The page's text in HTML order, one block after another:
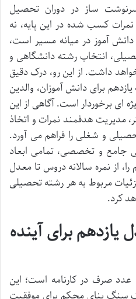
ساز در دوران تحصیل
کسب شده در این پایه، نه
دانش آموز در میانه مسیر است،
انتخاب رشته دانشگاهی و
داشت. از این رو، درک دقیق
برای دانش آموزان، والدین
ای برخوردار است. آگاهی از این
مدیریت هدفمند نمرات و اتخاذ
و شغلی را فراهم می آورد.
جامع و تخصصی، تمامی ابعاد
از نمره سالانه دروس تا معدل
مربوط به هر رشته تحصیلی
کرد.
برای آینده
صرف در کارنامه است؛ این
بنای محکم برای موفقیت